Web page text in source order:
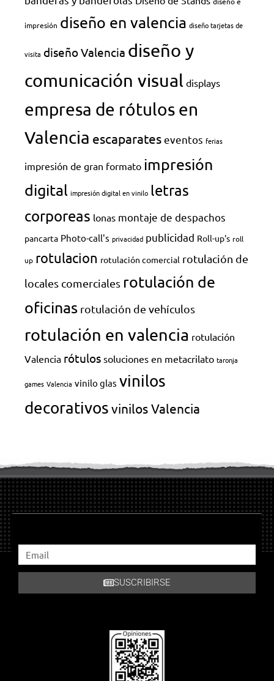
impresión diseño en valencia diseño tarjetas de
visita diseño Valencia diseño y
comunicación visual displays
empresa de rótulos en
Valencia escaparateseventos ferias
impresión de gran formato impresión
digital impresión digital en vinilo letras
corporeas lonas montaje de despachos
pancarta Photo-call's privacidad publicidad Roll-up's roll
up rotulacion rotulación comercial rotulación de
locales comerciales rotulación de
oficinas rotulación de vehículos
rotulación en valencia rotulación
Valencia rótulos soluciones en metacrilato taronja
games Valencia vinilo glas vinilos
decorativosvinilos Valencia
SUSCRIBIRSE